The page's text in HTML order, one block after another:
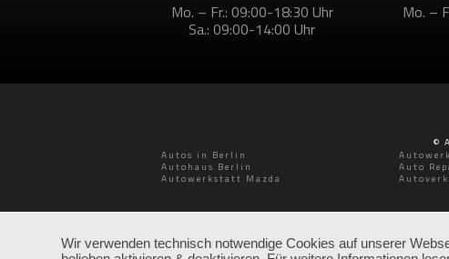
Mo. – Fr.: 09:00-18:30 Uhr
Sa.: 09:00-14:00 Uhr
Mo. –
©
Autos in Berlin
Autohaus Berlin
Autowerkstatt Mazda
Auto
Wir verwenden technisch notwendige Cookies auf unserer